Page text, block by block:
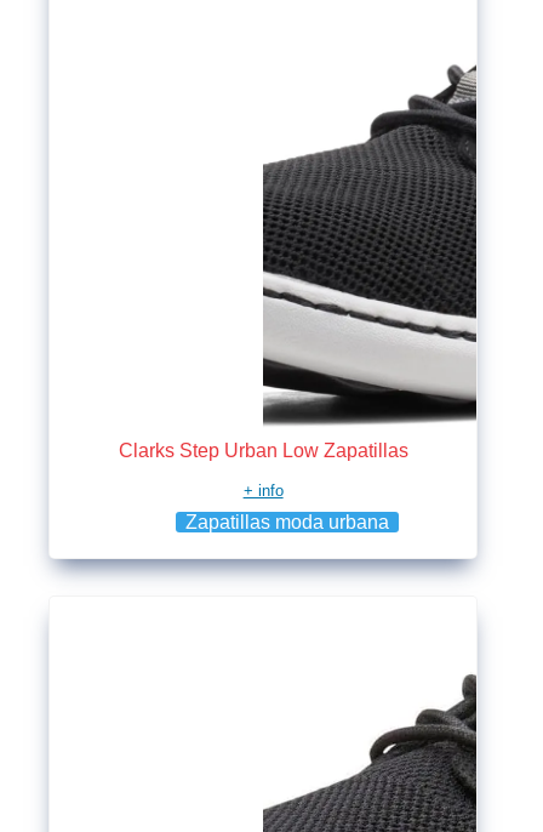
Clarks Step Urban Low Zapatillas
+ info
Zapatillas moda urbana